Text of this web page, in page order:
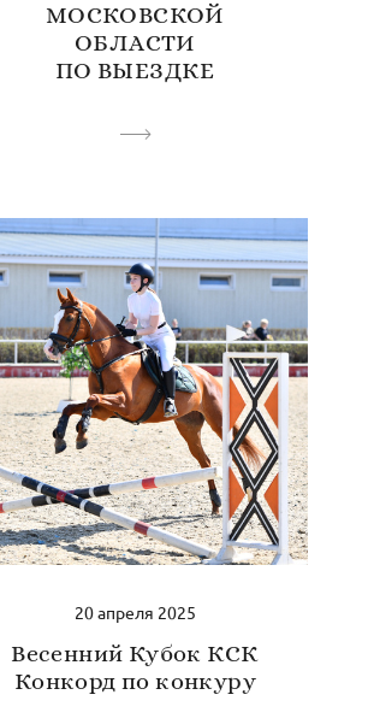
МОСКОВСКОЙ
ОБЛАСТИ
ПО ВЫЕЗДКЕ
20 апреля 2025
Весенний Кубок КСК
Конкорд по конкуру